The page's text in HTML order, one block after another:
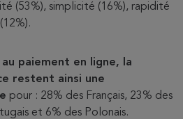
(53%), simplicité (16%), rapidité
paiement en ligne, la
restent ainsi une
pour : 28% des Français, 23% des
et 6% des Polonais.